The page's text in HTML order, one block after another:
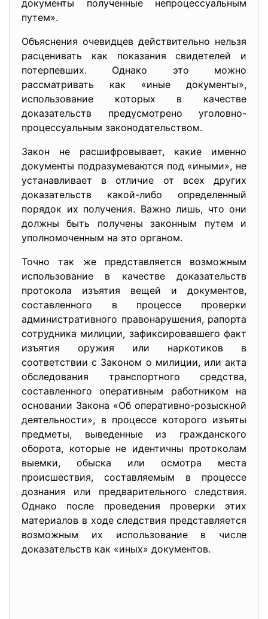
документы полученные непроцессуальным
путем».
Объяснения очевидцев действительно нельзя
расценивать как показания свидетелей и
потерпевших. Однако это можно
рассматривать как «иные документы»,
использование которых в качестве
доказательств предусмотрено уголовно-
процессуальным законодательством.
Закон не расшифровывает, какие именно
документы подразумеваются под «иными», не
устанавливает в отличие от всех других
доказательств какой-либо определенный
порядок их получения. Важно лишь, что они
должны быть получены законным путем и
уполномоченным на это органом.
Точно так же представляется возможным
использование в качестве доказательств
протокола изъятия вещей и документов,
составленного в процессе проверки
административного правонарушения, рапорта
сотрудника милиции, зафиксировавшего факт
изъятия оружия или наркотиков в
соответствии с Законом о милиции, или акта
обследования транспортного средства,
составленного оперативным работником на
основании Закона «Об оперативно-розыскной
деятельности», в процессе которого изъяты
предметы, выведенные из гражданского
оборота, которые не идентичны протоколам
выемки, обыска или осмотра места
происшествия, составляемым в процессе
дознания или предварительного следствия.
Однако после проведения проверки этих
материалов в ходе следствия представляется
возможным их использование в числе
доказательств как «иных» документов.